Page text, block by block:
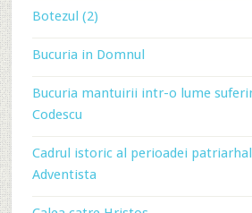
Botezul (2)
Bucuria in Domnul
Bucuria mantuirii intr-o lume
Codescu
Cadrul istoric al perioadei
Adventista